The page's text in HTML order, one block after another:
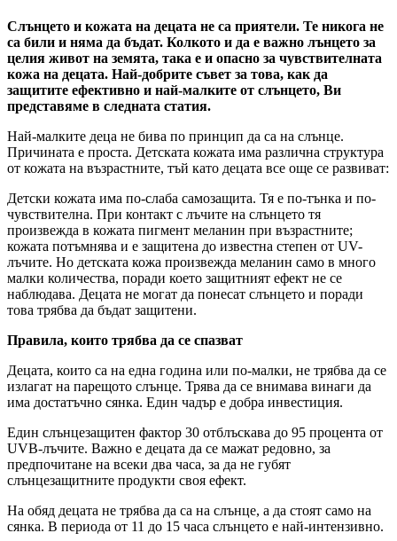
Слънцето и кожата на децата не са приятели. Те никога не
са били и няма да бъдат. Колкото и да е важно лънцето за
целия живот на земята, така е и опасно за чувствителната
кожа на децата. Най-добрите съвет за това, как да
защитите ефективно и най-малките от слънцето, Ви
представяме в следната статия.
Най-малките деца не бива по принцип да са на слънце.
Причината е проста. Детската кожата има различна структура
от кожата на възрастните, тъй като децата все още се развиват:
Детски кожата има по-слаба самозащита. Тя е по-тънка и по-
чувствителна. При контакт с лъчите на слънцето тя
произвежда в кожата пигмент меланин при възрастните;
кожата потъмнява и е защитена до известна степен от UV-
лъчите. Но детската кожа произвежда меланин само в много
малки количества, поради което защитният ефект не се
наблюдава. Децата не могат да понесат слънцето и поради
това трябва да бъдат защитени.
Правила, които трябва да се спазват
Децата, които са на една година или по-малки, не трябва да се
излагат на парещото слънце. Трява да се внимава винаги да
има достатъчно сянка. Един чадър е добра инвестиция.
Един слънцезащитен фактор 30 отблъскава до 95 процента от
UVB-лъчите. Важно е децата да се мажат редовно, за
предпочитане на всеки два часа, за да не губят
слънцезащитните продукти своя ефект.
На обяд децата не трябва да са на слънце, а да стоят само на
сянка. В периода от 11 до 15 часа слънцето е най-интензивно.